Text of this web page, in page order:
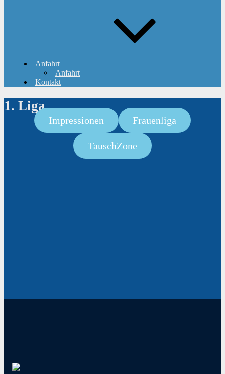
Anfahrt
Anfahrt
Kontakt
1. Liga
Impressionen Frauenliga
TauschZone